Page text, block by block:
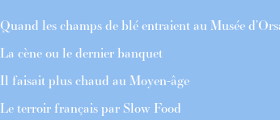
Quand les champs de blé entraient au Musée
La cène ou le dernier banquet
Il faisait plus chaud au Moyen-âge
Le terroir français par Slow Food